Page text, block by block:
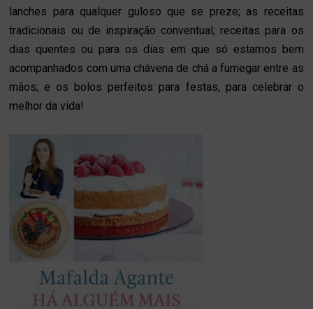
lanches para qualquer guloso que se preze; as receitas
tradicionais ou de inspiração conventual; receitas para os
dias quentes ou para os dias em que só estamos bem
acompanhados com uma chávena de chá a fumegar entre as
mãos; e os bolos perfeitos para festas, para celebrar o
melhor da vida!